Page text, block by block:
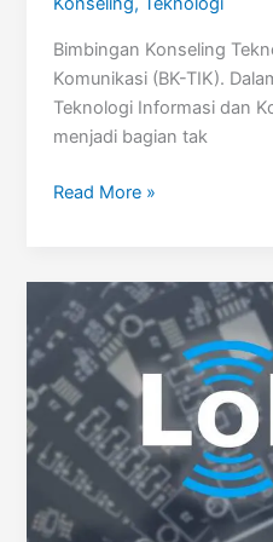
Bimbingan Konseling
Komunikasi (BK-TIK).
Teknologi Informasi dan
menjadi bagian tak
Teknologi
Komunikasi
Read More »